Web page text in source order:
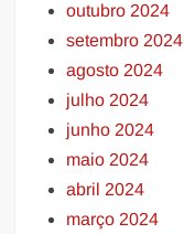
outubro 2024
setembro 2024
agosto 2024
julho 2024
junho 2024
maio 2024
abril 2024
março 2024